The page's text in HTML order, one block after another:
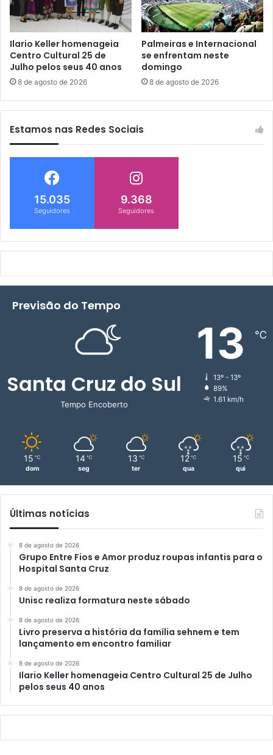
Ilario Keller homenageia
Centro Cultural 25 de
Julho pelos seus 40 anos
8 de agosto de 2026
Palmeiras e Internacional
se enfrentam neste
domingo
8 de agosto de 2026
Estamos nas Redes Sociais
15.035
Seguidores
9.368
Seguidores
Previsão do Tempo
Santa Cruz do Sul
Tempo Encoberto
13 ℃
13º - 13º
89%
1.61 km/h
15 ℃
dom
14 ℃
seg
13 ℃
ter
12 ℃
qua
15 ℃
qui
Últimas notícias
8 de agosto de 2026
Grupo Entre Fios e Amor produz roupas infantis para o
Hospital Santa Cruz
8 de agosto de 2026
Unisc realiza formatura neste sábado
8 de agosto de 2026
Livro preserva a história da família sehnem e tem
lançamento em encontro familiar
8 de agosto de 2026
Ilario Keller homenageia Centro Cultural 25 de Julho
pelos seus 40 anos